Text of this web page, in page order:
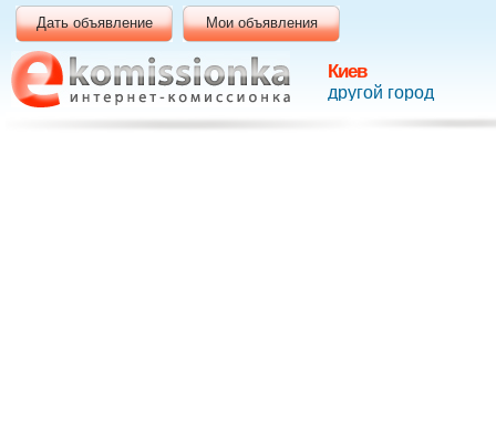
Киев
другой город
Дать объявление Мои объявления